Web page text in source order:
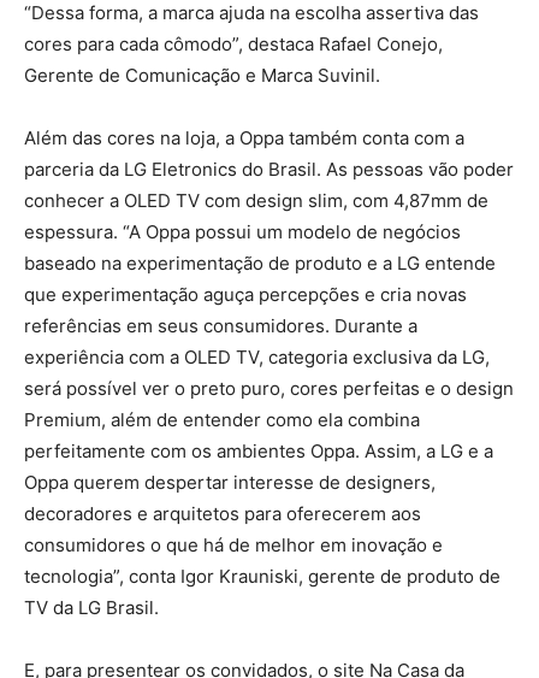
“Dessa forma, a marca ajuda na escolha assertiva das
cores para cada cômodo”, destaca Rafael Conejo,
Gerente de Comunicação e Marca Suvinil.
Além das cores na loja, a Oppa também conta com a
parceria da LG Eletronics do Brasil. As pessoas vão poder
conhecer a OLED TV com design slim, com 4,87mm de
espessura. “A Oppa possui um modelo de negócios
baseado na experimentação de produto e a LG entende
que experimentação aguça percepções e cria novas
referências em seus consumidores. Durante a
experiência com a OLED TV, categoria exclusiva da LG,
será possível ver o preto puro, cores perfeitas e o design
Premium, além de entender como ela combina
perfeitamente com os ambientes Oppa. Assim, a LG e a
Oppa querem despertar interesse de designers,
decoradores e arquitetos para oferecerem aos
consumidores o que há de melhor em inovação e
tecnologia”, conta Igor Krauniski, gerente de produto de
TV da LG Brasil.
E, para presentear os convidados, o site Na Casa da